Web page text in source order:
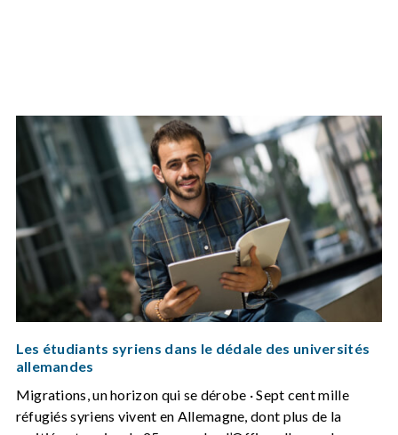
Les étudiants syriens dans le dédale des universités
allemandes
Migrations, un horizon qui se dérobe · Sept cent mille
réfugiés syriens vivent en Allemagne, dont plus de la